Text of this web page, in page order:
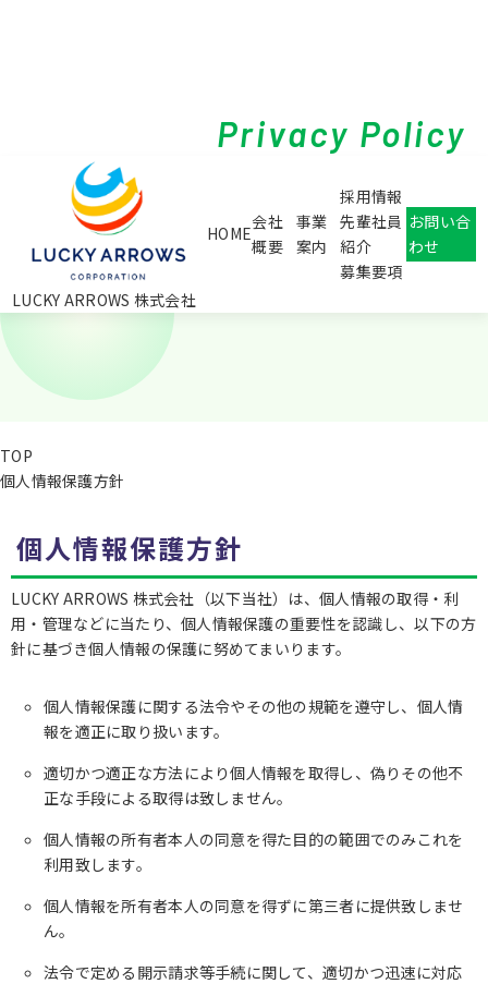
LUCKY ARROWS 株式会社
HOME
会社
概要
事業
案内
採用情報
先輩社員
紹介
募集要項
お問い合
わせ
Privacy Policy
TOP
個人情報保護方針
個人情報保護方針
LUCKY ARROWS 株式会社（以下当社）は、個人情報の取得・利
用・管理などに当たり、個人情報保護の重要性を認識し、以下の方
針に基づき個人情報の保護に努めてまいります。
個人情報保護に関する法令やその他の規範を遵守し、個人情
報を適正に取り扱います。
適切かつ適正な方法により個人情報を取得し、偽りその他不
正な手段による取得は致しません。
個人情報の所有者本人の同意を得た目的の範囲でのみこれを
利用致します。
個人情報を所有者本人の同意を得ずに第三者に提供致しませ
ん。
法令で定める開示請求等手続に関して、適切かつ迅速に対応